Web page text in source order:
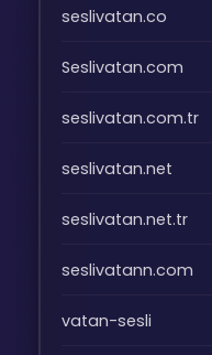
seslivatan.co
Seslivatan.com
seslivatan.com.tr
seslivatan.net
seslivatan.net.tr
seslivatann.com
vatan-sesli